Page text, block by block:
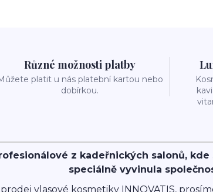
Různé možnosti platby
platit u nás platební kartou nebo
dobírkou.
z kadeřnických salonů,
speciálně vyvinula
vlasové kosmetiky INNOVATIS,